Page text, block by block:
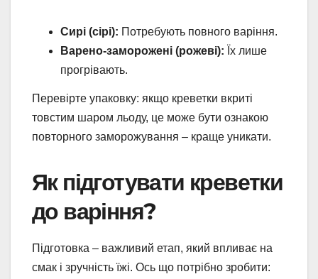
Сирі (сірі): Потребують повного варіння.
Варено-заморожені (рожеві): Їх лише
прогрівають.
Перевірте упаковку: якщо креветки вкриті
товстим шаром льоду, це може бути ознакою
повторного заморожування – краще уникати.
Як підготувати креветки
до варіння?
Підготовка – важливий етап, який впливає на
смак і зручність їжі. Ось що потрібно зробити: